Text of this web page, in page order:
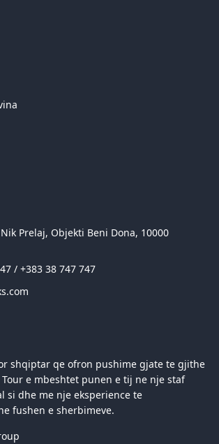
Prelaj, Objekti Beni Dona, 10000
/ +383 38 747 747
shqiptar qe ofron pushime gjate te gjithe
Tour e mbeshtet punen e tij ne nje staf
si dhe me nje eksperience te
fushen e sherbimeve.